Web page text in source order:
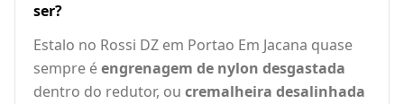
ser?
Estalo no Rossi DZ em Portao Em Jacana quase
sempre éengrenagem de nylon desgastada
dentro do redutor, ou cremalheira desalinhada